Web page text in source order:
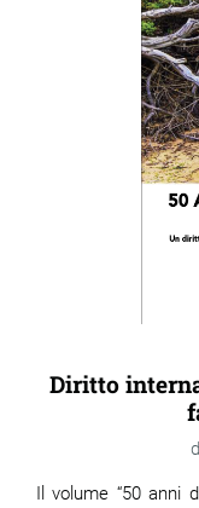
Diritto
Il volume “50 anni